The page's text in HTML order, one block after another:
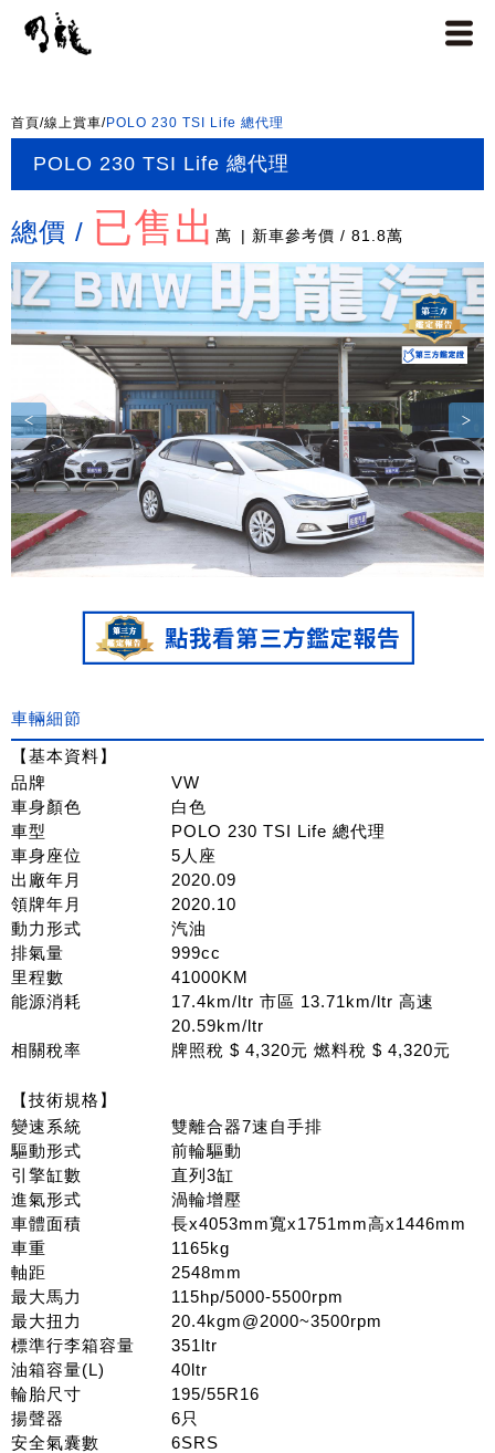
首頁/線上賞車/POLO 230 TSI Life 總代理
POLO 230 TSI Life 總代理
總價 / 已售出 萬 | 新車參考價 / 81.8萬
車輛細節
【基本資料】
品牌
VW
車身顏色
白色
車型
POLO 230 TSI Life 總代理
車身座位
5人座
出廠年月
2020.09
領牌年月
2020.10
動力形式
汽油
排氣量
999cc
里程數
41000KM
能源消耗
17.4km/ltr 市區 13.71km/ltr 高速
20.59km/ltr
相關稅率
牌照稅 $ 4,320元 燃料稅 $ 4,320元
【技術規格】
變速系統
雙離合器7速自手排
驅動形式
前輪驅動
引擎缸數
直列3缸
進氣形式
渦輪增壓
車體面積
長x4053mm寬x1751mm高x1446mm
車重
1165kg
軸距
2548mm
最大馬力
115hp/5000-5500rpm
最大扭力
20.4kgm@2000~3500rpm
標準行李箱容量
351ltr
油箱容量(L)
40ltr
輪胎尺寸
195/55R16
揚聲器
6只
安全氣囊數
6SRS